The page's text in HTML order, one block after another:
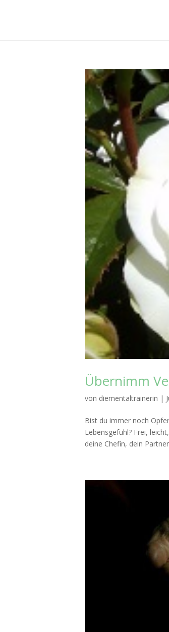
Übernimm
von diementaltrainerin |
Bist du immer noch
Lebensgefühl? Frei,
deine Chefin, dein